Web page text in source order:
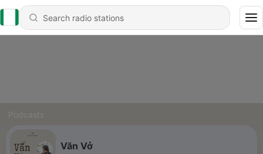
Podcasts
Văn Vở